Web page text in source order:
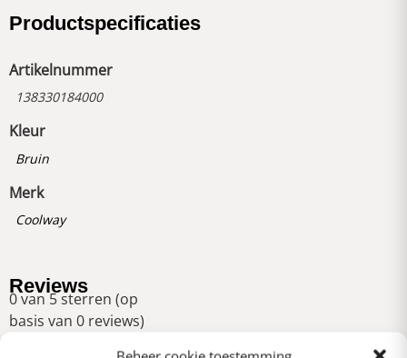
Productspecificaties
Artikelnummer
138330184000
Kleur
Bruin
Merk
Coolway
Reviews
0 van 5 sterren (op
basis van 0 reviews)